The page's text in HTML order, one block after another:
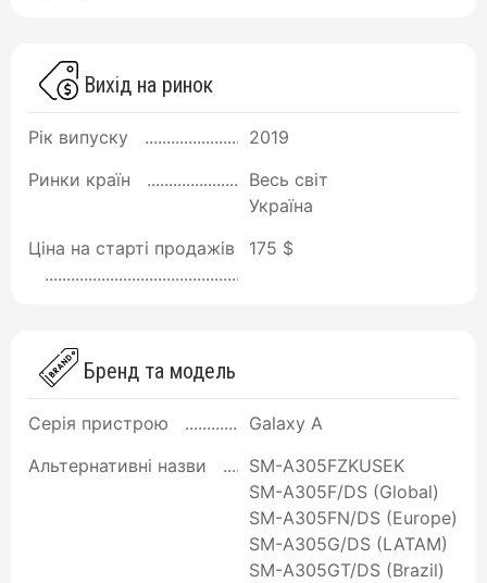
Вихід на ринок
Рік випуску
2019
Ринки країн
Весь світ
Україна
Ціна на старті продажів
175 $
Бренд та модель
Серія пристрою
Galaxy A
Альтернативні назви
SM-A305FZKUSEK
SM-A305F/DS (Global)
SM-A305FN/DS (Europe)
SM-A305G/DS (LATAM)
SM-A305GT/DS (Brazil)